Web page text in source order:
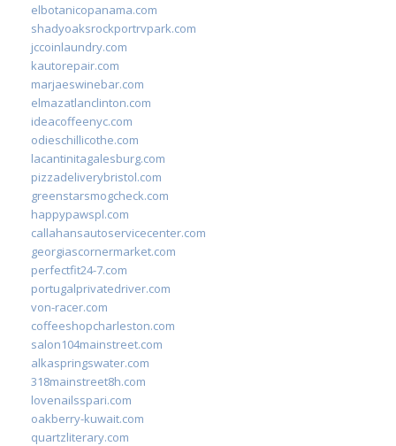
elbotanicopanama.com
shadyoaksrockportrvpark.com
jccoinlaundry.com
kautorepair.com
marjaeswinebar.com
elmazatlanclinton.com
ideacoffeenyc.com
odieschillicothe.com
lacantinitagalesburg.com
pizzadeliverybristol.com
greenstarsmogcheck.com
happypawspl.com
callahansautoservicecenter.com
georgiascornermarket.com
perfectfit24-7.com
portugalprivatedriver.com
von-racer.com
coffeeshopcharleston.com
salon104mainstreet.com
alkaspringswater.com
318mainstreet8h.com
lovenailsspari.com
oakberry-kuwait.com
quartzliterary.com